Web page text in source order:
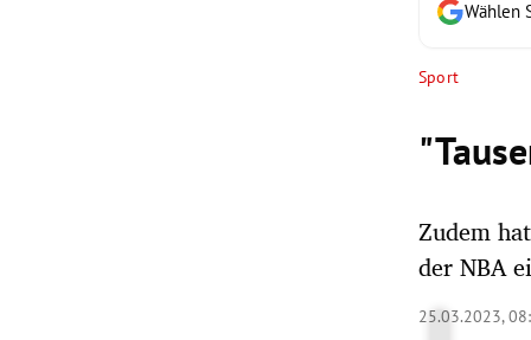
Wählen
Sport
Zudem
der NBA
25.03.2023,